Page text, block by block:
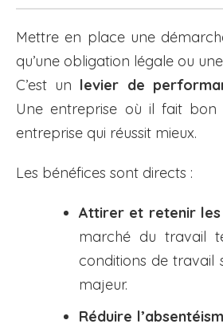
Mettre en place une
qu’une obligation légale ou
C’est un levier de
Une entreprise où il fait bon
entreprise qui réussit mieux.
Les bénéfices sont directs :
Attirer et retenir
marché du travail
conditions de travail
majeur.
Réduire